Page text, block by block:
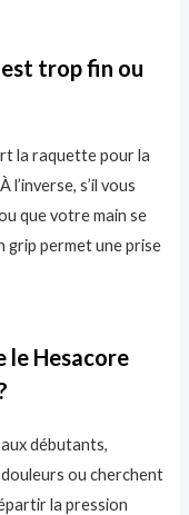
trop fin ou
la raquette pour la
s’il vous
que votre main se
grip permet une prise
le Hesacore
débutants,
ou cherchent
la pression